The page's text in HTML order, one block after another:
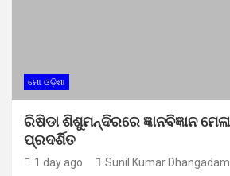
ମୋ ଓଡ଼ିଶା
ରିଷିଡା ଶିଶୁମନ୍ଦିରରେ ଜ୍ଞାନବିଜ୍ଞାନ
ପ୍ରଦର୍ଶିତ
1 day ago Sunil Kumar